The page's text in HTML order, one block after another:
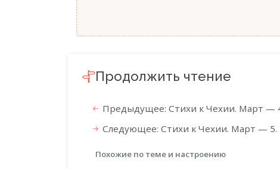
Продолжить чтение
Предыдущее: Стихи к Чехии. Март —
Следующее: Стихи к Чехии. Март — 5.
Похожие по теме и настроению